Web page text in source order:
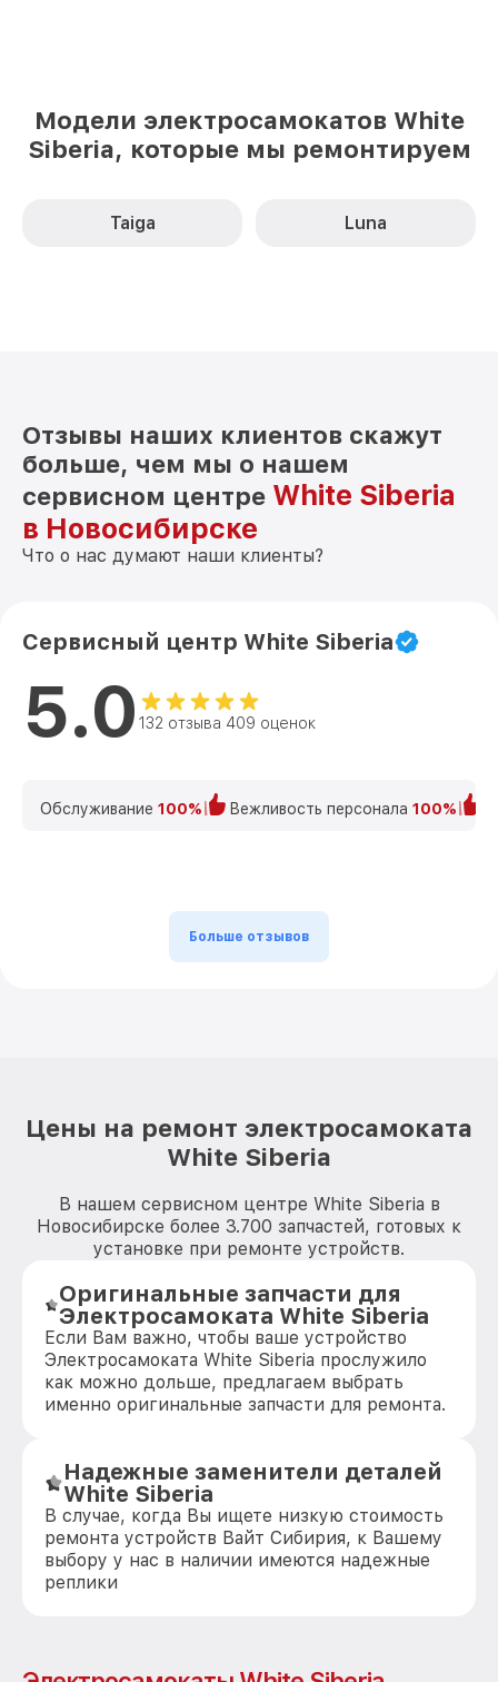
Модели электросамокатов White
Siberia, которые мы ремонтируем
Taiga Luna
Отзывы наших клиентов скажут
больше, чем мы о нашем
сервисном центре White Siberia
в Новосибирске
Что о нас думают наши клиенты?
Сервисный центр White Siberia
5.0 132 отзыва 409 оценок
Обслуживание 100% Вежливость персонала 100%
Больше отзывов
Цены на ремонт электросамоката
White Siberia
В нашем сервисном центре White Siberia в
Новосибирске более 3.700 запчастей, готовых к
установке при ремонте устройств.
Оригинальные запчасти для
Электросамоката White Siberia
Если Вам важно, чтобы ваше устройство
Электросамоката White Siberia прослужило
как можно дольше, предлагаем выбрать
именно оригинальные запчасти для ремонта.
Надежные заменители деталей
White Siberia
В случае, когда Вы ищете низкую стоимость
ремонта устройств Вайт Сибирия, к Вашему
выбору у нас в наличии имеются надежные
реплики